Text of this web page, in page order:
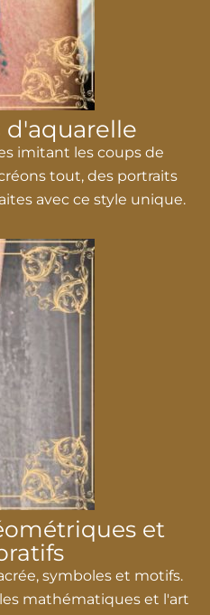
​​​​d'aquarelle
imitant les coups de
tout, des portraits
avec ce style unique.
et
symboles et motifs.
mathématiques et l'art